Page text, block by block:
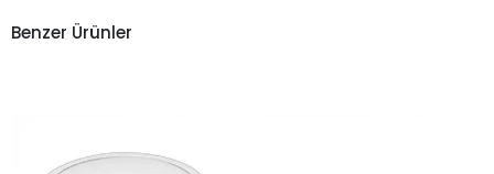
Benzer Ürünler